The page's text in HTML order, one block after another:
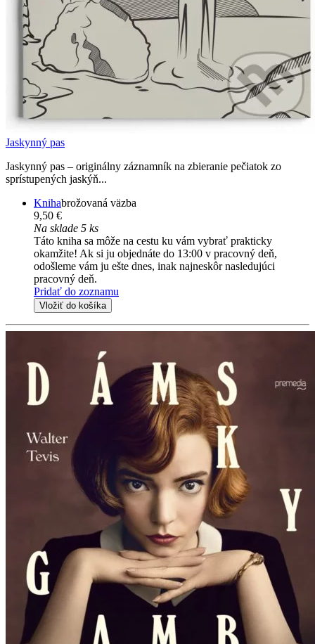
Jaskynný pas
Jaskynný pas – originálny záznamník na zbieranie pečiatok zo
sprístupených jaskýň...
Knihabrožovaná väzba
9,50 €
Na sklade 5 ks
Táto kniha sa môže na cestu ku vám vybrať prakticky
okamžite! Ak si ju objednáte do 13:00 v pracovný deň,
odošleme vám ju ešte dnes, inak najneskôr nasledujúci
pracovný deň.
Pridať do zoznamu
Vložiť do košíka